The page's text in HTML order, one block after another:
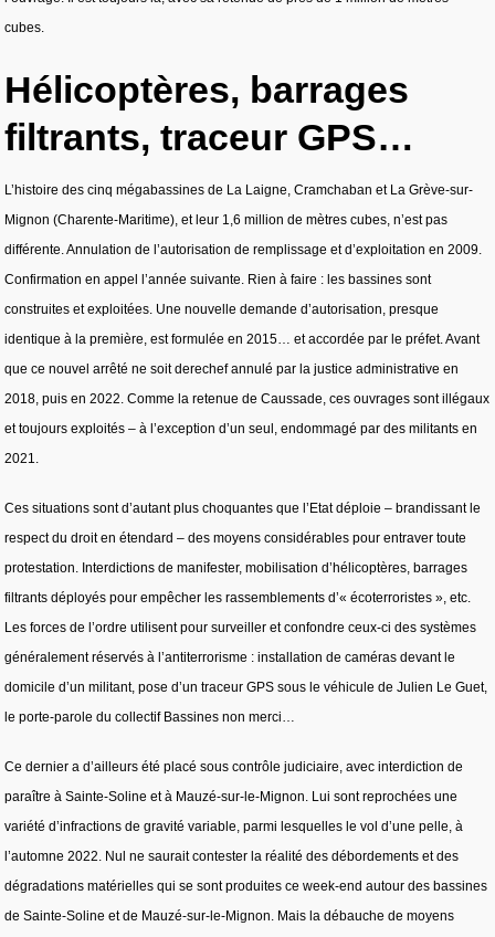
cubes.
Hélicoptères, barrages
filtrants, traceur GPS…
L’histoire des cinq mégabassines de La Laigne, Cramchaban et La Grève-sur-
Mignon (Charente-Maritime), et leur 1,6 million de mètres cubes, n’est pas
différente. Annulation de l’autorisation de remplissage et d’exploitation en 2009.
Confirmation en appel l’année suivante. Rien à faire : les bassines sont
construites et exploitées. Une nouvelle demande d’autorisation, presque
identique à la première, est formulée en 2015… et accordée par le préfet. Avant
que ce nouvel arrêté ne soit derechef annulé par la justice administrative en
2018, puis en 2022. Comme la retenue de Caussade, ces ouvrages sont illégaux
et toujours exploités – à l’exception d’un seul, endommagé par des militants en
2021.
Ces situations sont d’autant plus choquantes que l’Etat déploie – brandissant le
respect du droit en étendard – des moyens considérables pour entraver toute
protestation. Interdictions de manifester, mobilisation d’hélicoptères, barrages
filtrants déployés pour empêcher les rassemblements d’« écoterroristes », etc.
Les forces de l’ordre utilisent pour surveiller et confondre ceux-ci des systèmes
généralement réservés à l’antiterrorisme : installation de caméras devant le
domicile d’un militant, pose d’un traceur GPS sous le véhicule de Julien Le Guet,
le porte-parole du collectif Bassines non merci…
Ce dernier a d’ailleurs été placé sous contrôle judiciaire, avec interdiction de
paraître à Sainte-Soline et à Mauzé-sur-le-Mignon. Lui sont reprochées une
variété d’infractions de gravité variable, parmi lesquelles le vol d’une pelle, à
l’automne 2022. Nul ne saurait contester la réalité des débordements et des
dégradations matérielles qui se sont produites ce week-end autour des bassines
de Sainte-Soline et de Mauzé-sur-le-Mignon. Mais la débauche de moyens